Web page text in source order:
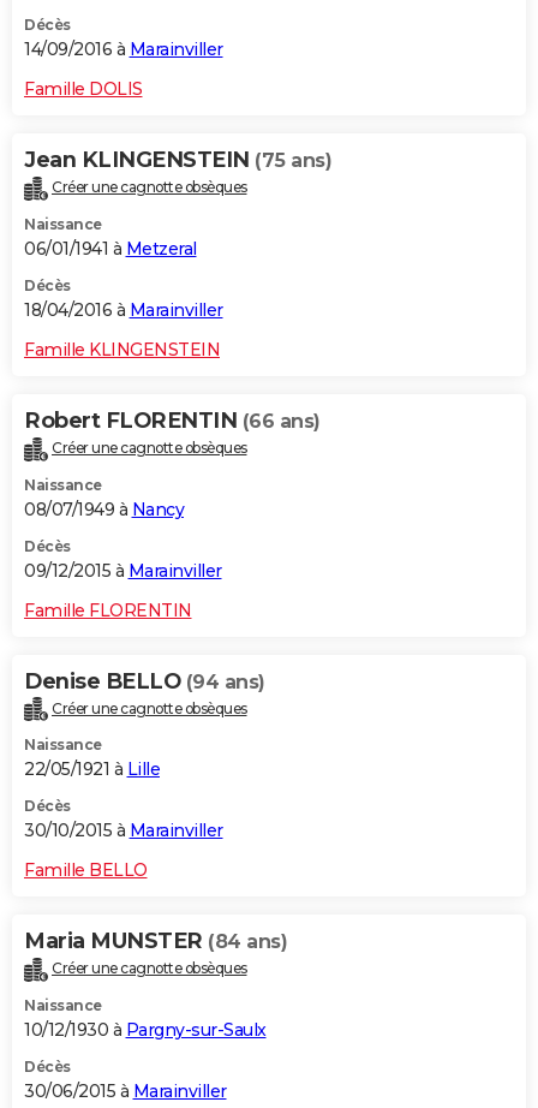
Décès
14/09/2016 à Marainviller
Famille DOLIS
Jean KLINGENSTEIN (75 ans)
Créer une cagnotte obsèques
Naissance
06/01/1941 à Metzeral
Décès
18/04/2016 à Marainviller
Famille KLINGENSTEIN
Robert FLORENTIN (66 ans)
Créer une cagnotte obsèques
Naissance
08/07/1949 à Nancy
Décès
09/12/2015 à Marainviller
Famille FLORENTIN
Denise BELLO (94 ans)
Créer une cagnotte obsèques
Naissance
22/05/1921 à Lille
Décès
30/10/2015 à Marainviller
Famille BELLO
Maria MUNSTER (84 ans)
Créer une cagnotte obsèques
Naissance
10/12/1930 à Pargny-sur-Saulx
Décès
30/06/2015 à Marainviller